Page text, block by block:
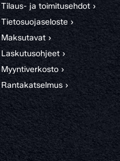
Tilaus- ja toimitusehdot ›
Tietosuojaseloste ›
Maksutavat ›
Laskutusohjeet ›
Myyntiverkosto ›
Rantakatselmus ›